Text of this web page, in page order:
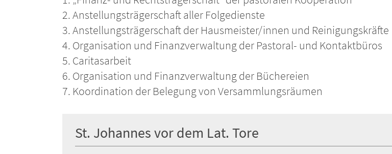
2. Anstellungsträgerschaft aller Folgedienste
3. Anstellungsträgerschaft der Hausmeister/innen und Reinigungskräfte
4. Organisation und Finanzverwaltung der Pastoral- und Kontaktbüros
5. Caritasarbeit
6. Organisation und Finanzverwaltung der Büchereien
7. Koordination der Belegung von Versammlungsräumen
St. Johannes vor dem Lat. Tore